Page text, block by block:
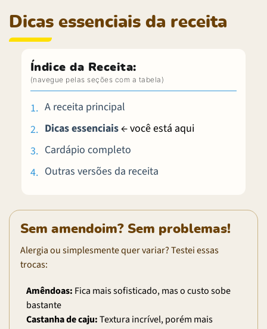
Dicas essenciais da receita
Índice da Receita:
A receita principal
Dicas essenciais← você está aqui
Cardápio completo
Outras versões da receita
Sem amendoim? Sem problemas!
Alergia ou simplesmente quer variar? Testei essas
trocas:
Amêndoas: Fica mais sofisticado, mas o custo sobe
bastante
Castanha de caju:Textura incrível, porém mais